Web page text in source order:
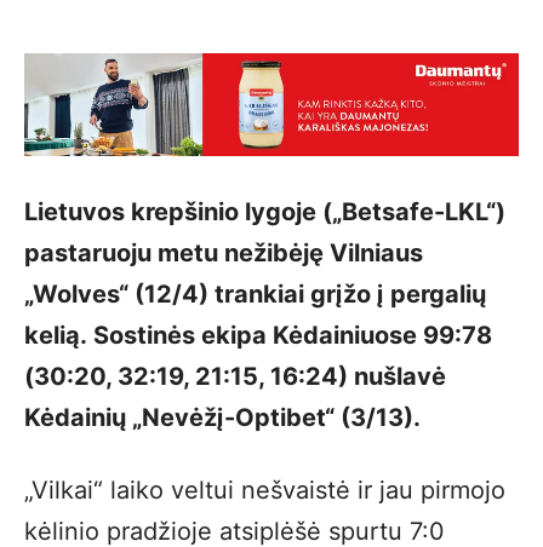
Lietuvos krepšinio lygoje („Betsafe-LKL“)
pastaruoju metu nežibėję Vilniaus
„Wolves“ (12/4) trankiai grįžo į pergalių
kelią. Sostinės ekipa Kėdainiuose 99:78
(30:20, 32:19, 21:15, 16:24) nušlavė
Kėdainių „Nevėžį-Optibet“ (3/13).
„Vilkai“ laiko veltui nešvaistė ir jau pirmojo
kėlinio pradžioje atsiplėšė spurtu 7:0